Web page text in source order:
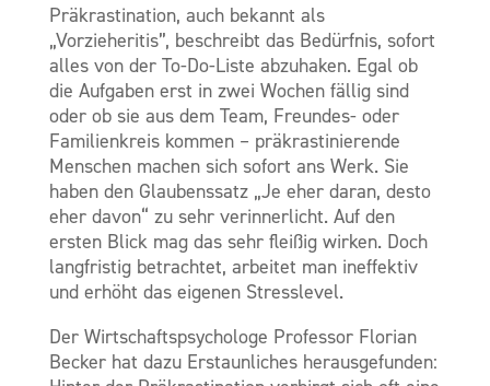
Präkrastination, auch bekannt als
„Vorzieheritis”, beschreibt das Bedürfnis, sofort
alles von der To-Do-Liste abzuhaken. Egal ob
die Aufgaben erst in zwei Wochen fällig sind
oder ob sie aus dem Team, Freundes- oder
Familienkreis kommen – präkrastinierende
Menschen machen sich sofort ans Werk. Sie
haben den Glaubenssatz „Je eher daran, desto
eher davon“ zu sehr verinnerlicht. Auf den
ersten Blick mag das sehr fleißig wirken. Doch
langfristig betrachtet, arbeitet man ineffektiv
und erhöht das eigenen Stresslevel.
Der Wirtschaftspsychologe Professor Florian
Becker hat dazu Erstaunliches herausgefunden: